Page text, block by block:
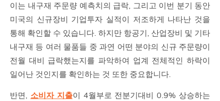
이는 내구재 주문량 예측치의 급락, 그리고 이번 분기 동안
미국의 신규장비 기업투자 실적이 저조하게 나타난 것을
통해 확인할 수 있습니다. 하지만 항공기, 산업장비 및 기타
내구재 등 여러 물품들 중 과연 어떤 분야의 신규 주문량이
전월 대비 급락했는지를 파악하여 업계 전체적인 하락이
일어난 것인지를 확인하는 것 또한 중요합니다.
반면, 소비자 지출이 4월부로 전분기대비 0.9% 상승하는